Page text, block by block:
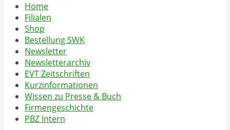
Home
Filialen
Shop
Bestellung SWK
Newsletter
Newsletterarchiv
EVT Zeitschriften
Kurzinformationen
Wissen zu Presse & Buch
Firmengeschichte
PBZ Intern